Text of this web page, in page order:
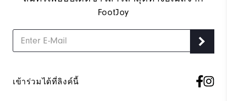
FootJoy
เข้าร่วมได้ที่ลิงค์นี้